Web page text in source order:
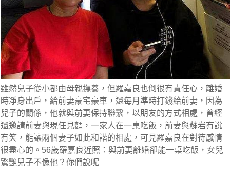
雖然兒子從小都由母親撫養，但羅嘉良也倒很有責任心，離婚
時凈身出戶，給前妻豪宅豪車，還每月準時打錢給前妻，因為
兒子的關係，他就與前妻保持聯繫，以朋友的方式相處，曾經
還邀請前妻與現任見麵，一家人在一桌吃飯，前妻與蘇岩有說
有笑，能讓兩個妻子如此和諧的相處，可見羅嘉良在對待感情
很盡心的。56歲羅嘉良近照：與前妻離婚卻能一桌吃飯，女兒
驚艷兒子不像他？你們說呢